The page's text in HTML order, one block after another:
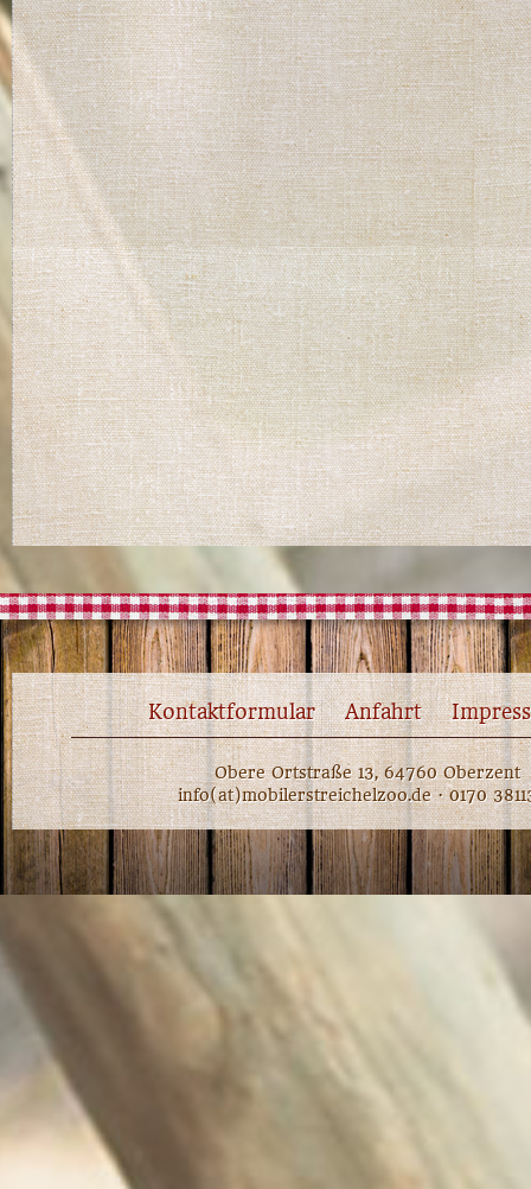
Kontaktformular Anfahrt
Obere Ortstraße 13, 64760 Oberzent
info(at)mobilerstreichelzoo.de · 0170